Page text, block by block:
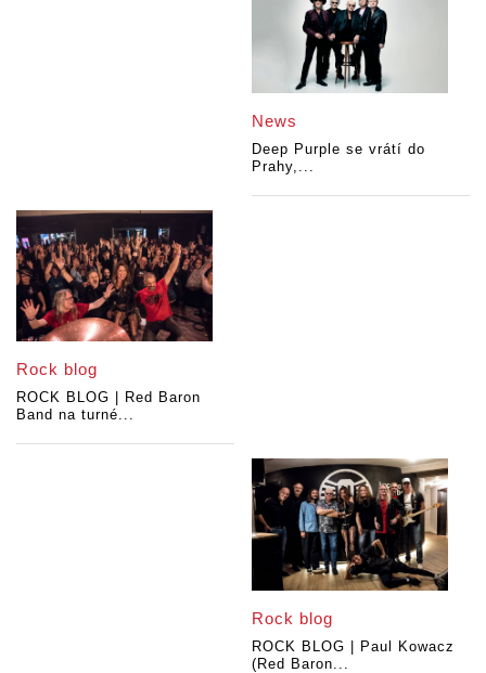
News
Deep Purple se vrátí do
Prahy,...
Rock blog
ROCK BLOG | Red Baron
Band na turné...
Rock blog
ROCK BLOG | Paul Kowacz
(Red Baron...